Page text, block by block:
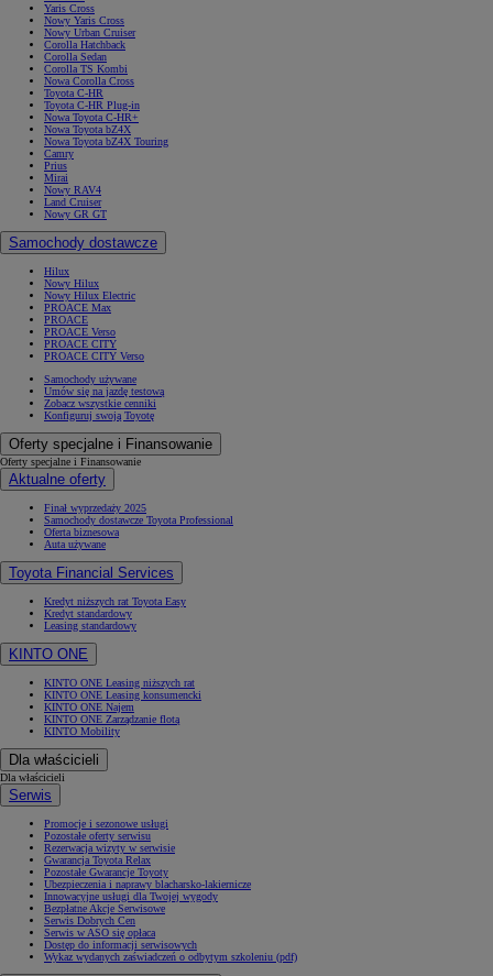
Yaris Cross
Nowy Yaris Cross
Nowy Urban Cruiser
Corolla Hatchback
Corolla Sedan
Corolla TS Kombi
Nowa Corolla Cross
Toyota C-HR
Toyota C-HR Plug-in
Nowa Toyota C-HR+
Nowa Toyota bZ4X
Nowa Toyota bZ4X Touring
Camry
Prius
Mirai
Nowy RAV4
Land Cruiser
Nowy GR GT
Samochody dostawcze
Hilux
Nowy Hilux
Nowy Hilux Electric
PROACE Max
PROACE
PROACE Verso
PROACE CITY
PROACE CITY Verso
Samochody używane
Umów się na jazdę testową
Zobacz wszystkie cenniki
Konfiguruj swoją Toyotę
Oferty specjalne i Finansowanie
Oferty specjalne i Finansowanie
Aktualne oferty
Finał wyprzedaży 2025
Samochody dostawcze Toyota Professional
Oferta biznesowa
Auta używane
Toyota Financial Services
Kredyt niższych rat Toyota Easy
Kredyt standardowy
Leasing standardowy
KINTO ONE
KINTO ONE Leasing niższych rat
KINTO ONE Leasing konsumencki
KINTO ONE Najem
KINTO ONE Zarządzanie flotą
KINTO Mobility
Dla właścicieli
Dla właścicieli
Serwis
Promocje i sezonowe usługi
Pozostałe oferty serwisu
Rezerwacja wizyty w serwisie
Gwarancja Toyota Relax
Pozostałe Gwarancje Toyoty
Ubezpieczenia i naprawy blacharsko-lakiernicze
Innowacyjne usługi dla Twojej wygody
Bezpłatne Akcje Serwisowe
Serwis Dobrych Cen
Serwis w ASO się opłaca
Dostęp do informacji serwisowych
Wykaz wydanych zaświadczeń o odbytym szkoleniu (pdf)